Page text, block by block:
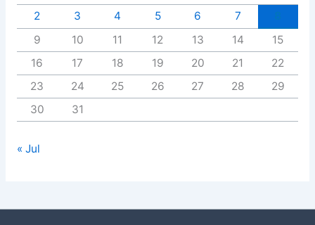
2
3 4 5 6 7
9
10 11 12 13 14
15
16
17 18 19 20 21
22
23
24 25 26 27 28
29
30
31
« Jul